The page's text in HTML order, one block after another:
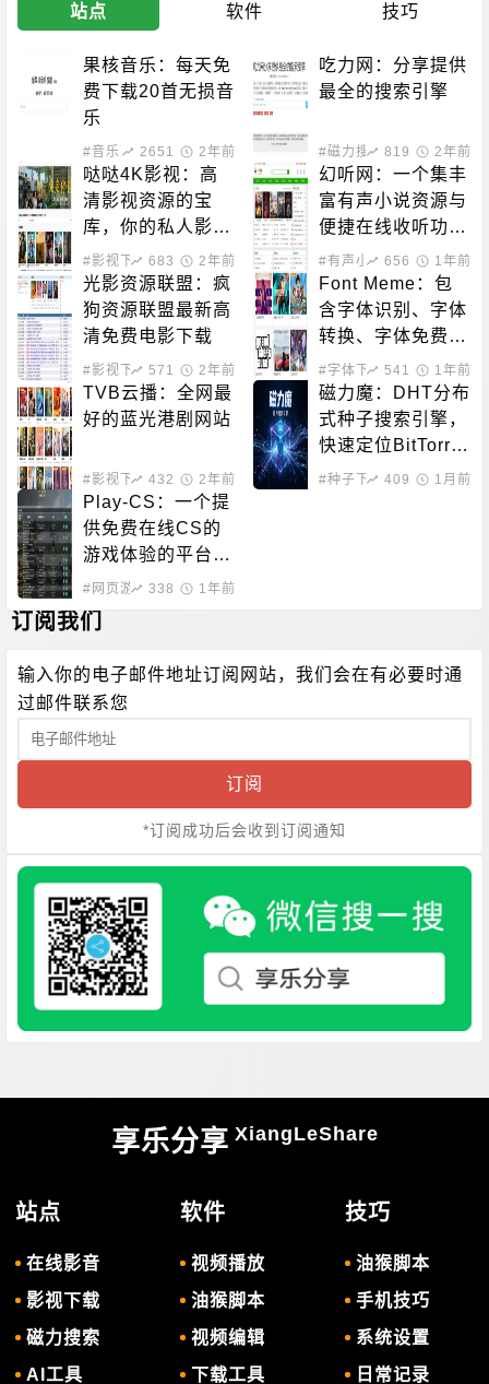
站点 软件 技巧
果核音乐：每天免
费下载20首无损音
乐
#音乐下载2651 2年前
吃力网：分享提供
最全的搜索引擎
#磁力搜索819 2年前
哒哒4K影视：高
清影视资源的宝
库，你的私人影院
新选择！
#影视下载 683 2年前
幻听网：一个集丰
富有声小说资源与
便捷在线收听功能
于一体的平台
#有声小说656 1年前
光影资源联盟：疯
狗资源联盟最新高
清免费电影下载
#影视下载 571 2年前
Font Meme：包
含字体识别、字体
转换、字体免费下
载的站点
#字体下载541 1年前
TVB云播：全网最
好的蓝光港剧网站
#影视下载 #在线影音
432 2年前
磁力魔：DHT分布
式种子搜索引擎，
快速定位BitTorre
nt资源
#种子下载 #磁力搜索
409 1月前
Play-CS：一个提
供免费在线CS的
游戏体验的平台，
无需下载即可畅玩
#网页游戏 338 1年前
订阅我们
输入你的电子邮件地址订阅网站，我们会在有必要时通
过邮件联系您
订阅
*订阅成功后会收到订阅通知
享乐分享 XiangLeShare
站点
在线影音
影视下载
磁力搜索
AI工具
软件
视频播放
油猴脚本
视频编辑
下载工具
技巧
油猴脚本
手机技巧
系统设置
日常记录